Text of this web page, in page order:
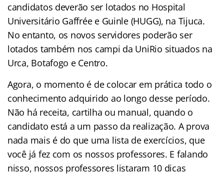
candidatos deverão ser lotados no Hospital
Universitário Gaffrée e Guinle (HUGG), na Tijuca.
No entanto, os novos servidores poderão ser
lotados também nos campi da UniRio situados na
Urca, Botafogo e Centro.
Agora, o momento é de colocar em prática todo o
conhecimento adquirido ao longo desse período.
Não há receita, cartilha ou manual, quando o
candidato está a um passo da realização. A prova
nada mais é do que uma lista de exercícios, que
você já fez com os nossos professores. E falando
nisso, nossos professores listaram 10 dicas